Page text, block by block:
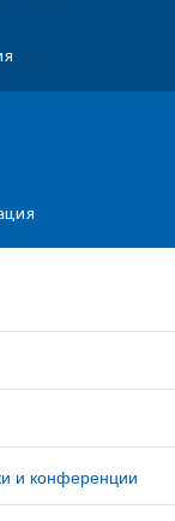
и конференции